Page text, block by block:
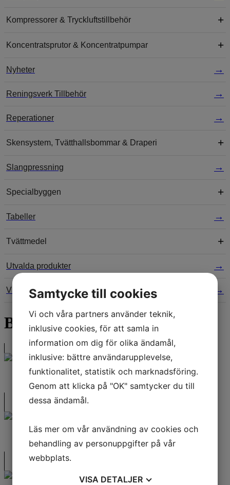
Kompressorer & Tryckluftstillbehör
Koncentratsprutor & Koncentratpumpar
Nyheter
Reningsverk Tillbehör
Reperationer
Skensystem, Tvätthallsbommar & Draperi
Slangpressning
Specialbyggen
Tabeller
Tvättmedel
Utvalda produkter
Viab
Batteriladdare
BATTERILADDARE NOCO G3500EU
BATTERILADDARE MXS 5.0 POLAR
Samtycke till cookies
Vi och våra partners använder teknik,
inklusive cookies, för att samla in
information om dig för olika ändamål,
inklusive: bättre användarupplevelse,
funktionalitet, statistik och marknadsföring.
Genom att klicka på "OK" samtycker du till
dessa ändamål.
Läs mer om vår användning av cookies och
behandling av personuppgifter på vår
webbplats.
VISA DETALJER